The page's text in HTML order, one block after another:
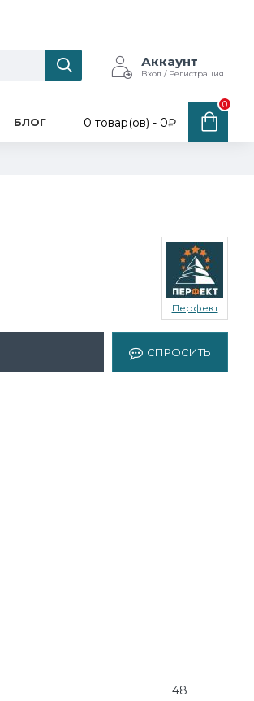
Аккаунт
Вход / Регистрация
БЛОГ 0 товар(ов) - 0₽
0
Перфект
СПРОСИТЬ
48